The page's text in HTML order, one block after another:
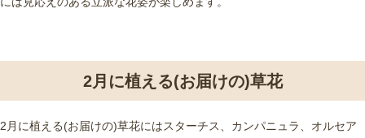
2月に植える(お届けの)草花
2月に植える(お届けの)草花にはスターチス、カンパニュラ、オルセア